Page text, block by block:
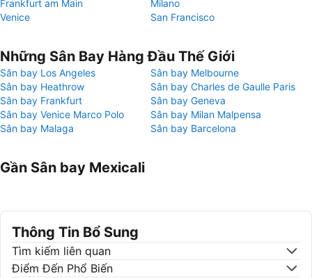
Frankfurt am Main
Milano
Venice
San Francisco
Những Sân Bay Hàng Đầu Thế Giới
Sân bay Los Angeles
Sân bay Melbourne
Sân bay Heathrow
Sân bay Charles de Gaulle Paris
Sân bay Frankfurt
Sân bay Geneva
Sân bay Venice Marco Polo
Sân bay Milan Malpensa
Sân bay Malaga
Sân bay Barcelona
Gần Sân bay Mexicali
Thông Tin Bổ Sung
Tìm kiếm liên quan
Điểm Đến Phổ Biến